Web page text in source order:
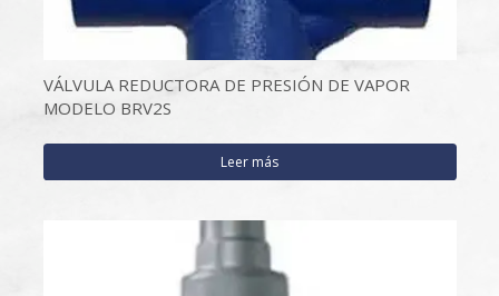
VÁLVULA REDUCTORA DE PRESIÓN DE VAPOR
MODELO BRV2S
Leer más